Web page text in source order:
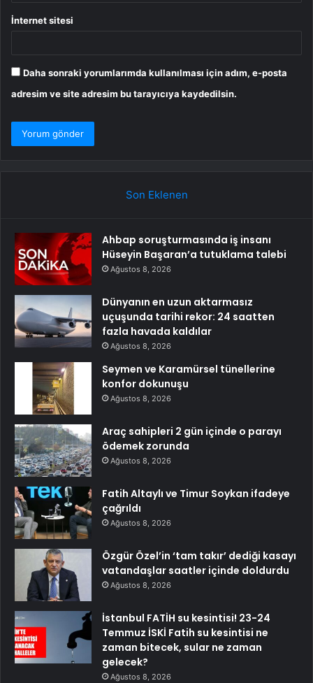
İnternet sitesi
Daha sonraki yorumlarımda kullanılması için adım, e-posta
adresim ve site adresim bu tarayıcıya kaydedilsin.
Son Eklenen
Ahbap soruşturmasında iş insanı
Hüseyin Başaran’a tutuklama talebi
Ağustos 8, 2026
Dünyanın en uzun aktarmasız
uçuşunda tarihi rekor: 24 saatten
fazla havada kaldılar
Ağustos 8, 2026
Seymen ve Karamürsel tünellerine
konfor dokunuşu
Ağustos 8, 2026
Araç sahipleri 2 gün içinde o parayı
ödemek zorunda
Ağustos 8, 2026
Fatih Altaylı ve Timur Soykan ifadeye
çağrıldı
Ağustos 8, 2026
Özgür Özel’in ‘tam takır’ dediği kasayı
vatandaşlar saatler içinde doldurdu
Ağustos 8, 2026
İstanbul FATİH su kesintisi! 23-24
Temmuz İSKİ Fatih su kesintisi ne
zaman bitecek, sular ne zaman
gelecek?
Ağustos 8, 2026